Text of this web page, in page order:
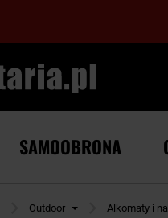
SAMOOBRONA
Outdoor Alkomaty i